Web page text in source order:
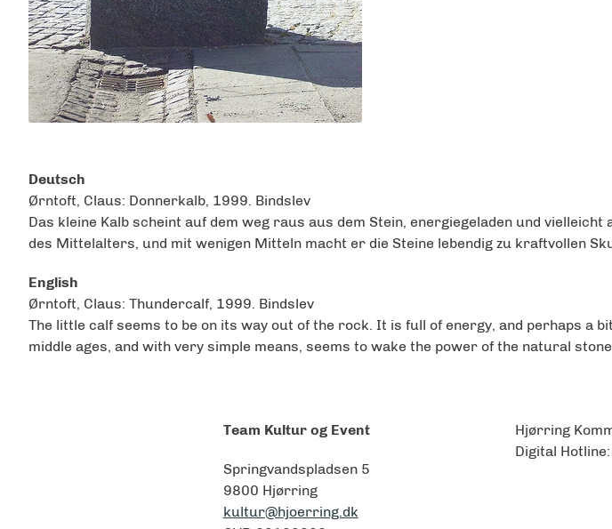
Deutsch
Ørntoft, Claus: Donnerkalb, 1999. Bindslev
Das kleine Kalb scheint auf dem weg raus aus dem Stein, energiegeladen und
des Mittelalters, und mit wenigen Mitteln macht er die Steine lebendig zu kraftvollen
English
Ørntoft, Claus: Thundercalf, 1999. Bindslev
The little calf seems to be on its way out of the rock. It is full of energy, and perhaps
middle ages, and with very simple means, seems to wake the power of the natural
Team Kultur og Event
Springvandspladsen 5
9800 Hjørring
kultur@hjoerring.dk
Hjørring
Digital Hotline: